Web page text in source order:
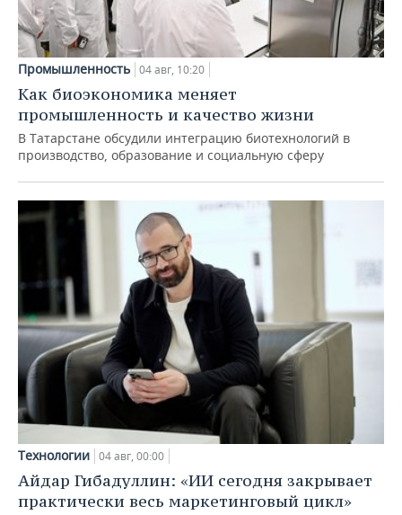
Промышленность 04 авг, 10:20
Как биоэкономика меняет
промышленность и качество жизни
В Татарстане обсудили интеграцию биотехнологий в
производство, образование и социальную сферу
Технологии 04 авг, 00:00
Айдар Гибадуллин: «ИИ сегодня закрывает
практически весь маркетинговый цикл»